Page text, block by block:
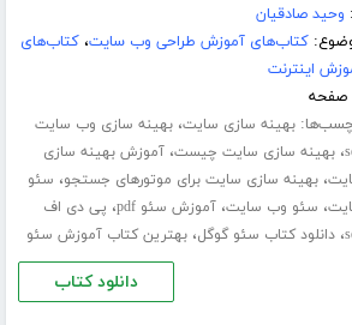
وحید صادقیان
کتاب‌های آموزش طراحی وب سایت،کتاب‌های
اینترنت
بهینه سازی سایت،بهینه سازی وب سایت
،بهینه سازی سایت چیست،آموزش بهینه سازی
،بهینه سازی سایت برای موتورهای جستجو، سئو
، سئو وب سایت،آموزش سئو pdf ، پی دی اف
،دانلود کتاب سئو گوگل،بهترین کتاب آموزش سئو
دانلود کتاب